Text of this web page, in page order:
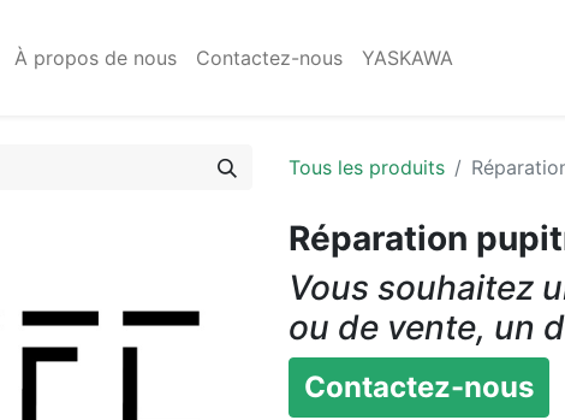
À propos de nous Contactez-nous YASKAWA
Tous les produits
Réparation
Vous souhaitez
ou de vente, un
Contactez-nous